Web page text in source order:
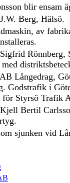
blir ensam
Berg, Hälsö.
av
Rönnberg,
med
Långedrag,
Godstrafik i
för Styrsö Trafik
Bertil
sjunken vid